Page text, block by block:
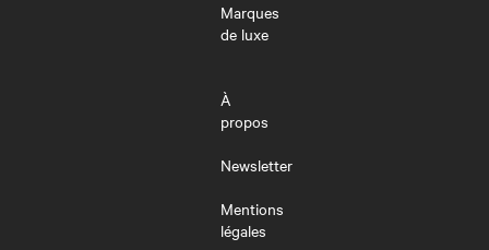
Marques
de luxe
À
propos
Newsletter
Mentions
légales